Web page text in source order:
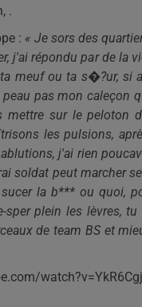
.
: « Je sors des
j'ai répondu par de la
meuf ou ta s�?ur, si
pas mon caleçon
mettre sur le peloton
les pulsions,
j'ai rien
soldat peut marcher
la b*** ou quoi,
sper plein les lèvres, tu
de team BS et